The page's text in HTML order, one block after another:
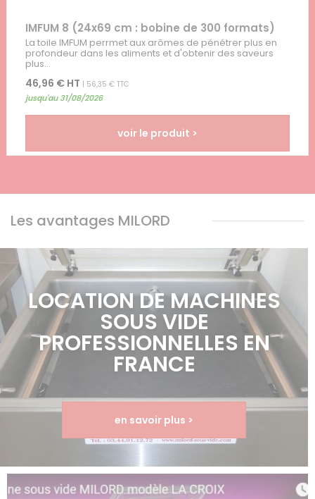
IMFUM 8 (24x69 cm : bobine de 300 formats)
La toile IMFUM perrmet aux arômes de pénétrer plus en
profondeur dans les aliments et d'obtenir des saveurs
plus...
46,96 € HT | 56,35 € TTC
jusqu'au 31/08/2026
voir le produit >
Les avantages MILORD
LOCATION DE MACHINES
SOUS VIDE
PROFESSIONNELLES EN
FRANCE
en savoir plus >